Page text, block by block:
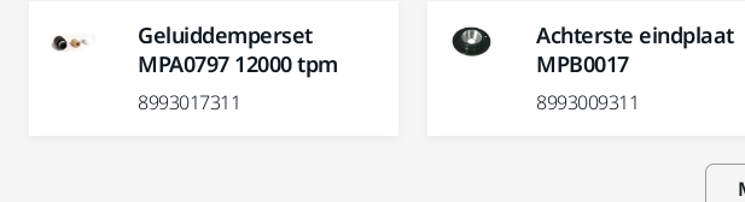
Geluiddemperset
MPA0797 12000 tpm
8993017311
Achterste eindplaat
MPB0017
8993009311